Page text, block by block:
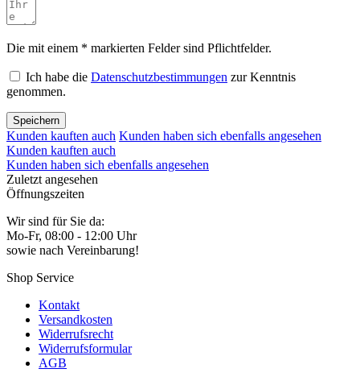
Die mit einem * markierten Felder sind Pflichtfelder.
Ich habe die Datenschutzbestimmungen zur Kenntnis
genommen.
Speichern
Kunden kauften auch Kunden haben sich ebenfalls angesehen
Kunden kauften auch
Kunden haben sich ebenfalls angesehen
Zuletzt angesehen
Öffnungszeiten
Wir sind für Sie da:
Mo-Fr, 08:00 - 12:00 Uhr
sowie nach Vereinbarung!
Shop Service
Kontakt
Versandkosten
Widerrufsrecht
Widerrufsformular
AGB